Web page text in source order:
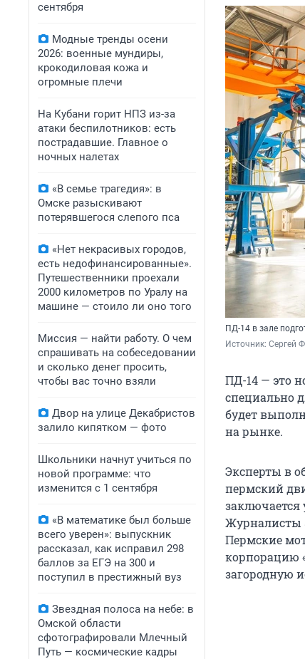
сентября
Модные тренды осени
2026: военные мундиры,
крокодиловая кожа и
огромные плечи
На Кубани горит НПЗ из-за
атаки беспилотников: есть
пострадавшие. Главное о
ночных налетах
«В семье трагедия»: в
Омске разыскивают
потерявшегося слепого пса
«Нет некрасивых городов,
есть недофинансированные».
Путешественники проехали
2000 километров по Уралу на
машине — стоило ли оно того
Миссия — найти работу. О чем
спрашивать на собеседовании
и сколько денег просить,
чтобы вас точно взяли
Двор на улице Декабристов
залило кипятком — фото
Школьники начнут учиться по
новой программе: что
изменится с 1 сентября
«В математике был больше
всего уверен»: выпускник
рассказал, как исправил 298
баллов за ЕГЭ на 300 и
поступил в престижный вуз
Звездная полоса на небе: в
Омской области
сфотографировали Млечный
Путь — космические кадры
ПД-14 в зале
Источник: Сергей
ПД-14 — это
специально
будет
на рынке.
Эксперты в
пермский
заключается
Журналисты
Пермские
корпорацию
загородную